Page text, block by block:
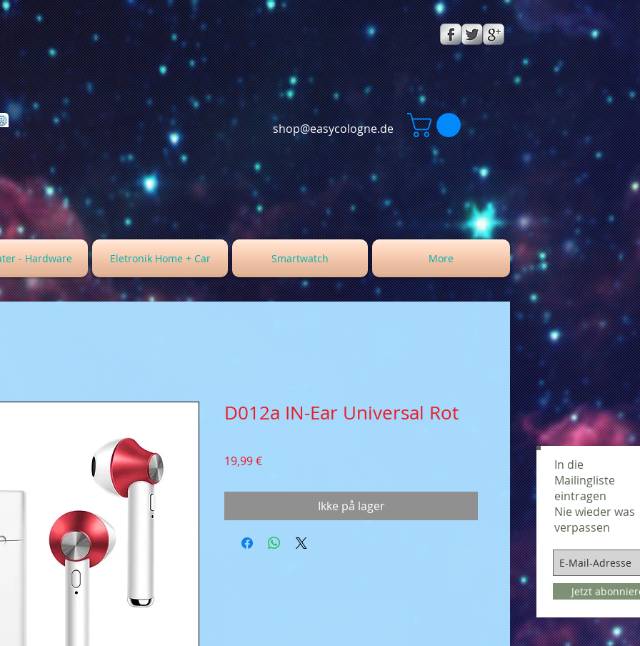
shop@easycologne.de
- Hardware Eletronik Home + Car Smartwatch More
D012a IN-Ear Universal Rot
19,99 €Pris
Ikke på lager
In die
Mailingliste
eintragen
Nie wieder was
verpassen
Jetzt